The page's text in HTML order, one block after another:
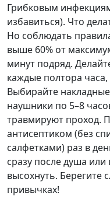
Грибковым
избавиться). Что
Но соблюдать
выше 60% от
минут подряд.
каждые полтора
Выбирайте
наушники по 5–8
травмируют проход.
антисептиком (без
салфетками) раз в
сразу после душа или
высохнуть. Берегите
привычках!